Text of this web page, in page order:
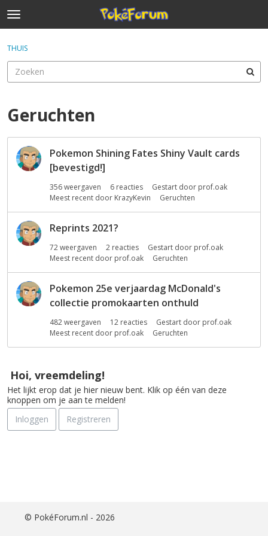
t
o
g
e
e
n
Discussies
Activiteit
Inloggen
THUIS
Geruchten
D
s
i
Pokemon Shining Fates Shiny Vault cards
[bevestigd!]
356weergaven 6 reacties Gestart door prof.oak
Meest recent door KrazyKevin Geruchten
Reprints 2021?
72weergaven 2 reacties Gestart door prof.oak
Meest recent door prof.oak Geruchten
Pokemon 25e verjaardag McDonald's
collectie promokaarten onthuld
482weergaven 12 reacties Gestart door prof.oak
Meest recent door prof.oak Geruchten
Hoi, vreemdeling!
Het lijkt erop dat je hier nieuw bent. Klik op één van deze
knoppen om je aan te melden!
Inloggen
Registreren
© PokéForum.nl - 2026